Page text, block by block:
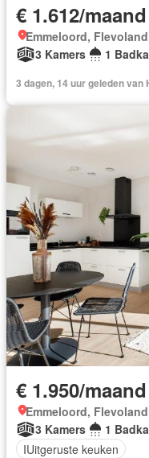
€ 1.612/maand
Emmeloord, Flevoland
3 Kamers
1
3 dagen, 14 uur geleden van
€ 1.950/maand
Emmeloord, Flevoland
3 Kamers
1
IUitgeruste keuken